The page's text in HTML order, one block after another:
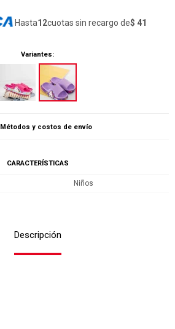
Hasta12cuotas sin recargo de$ 41
Variantes:
Métodos y costos de envío
CARACTERÍSTICAS
Niños
Descripción